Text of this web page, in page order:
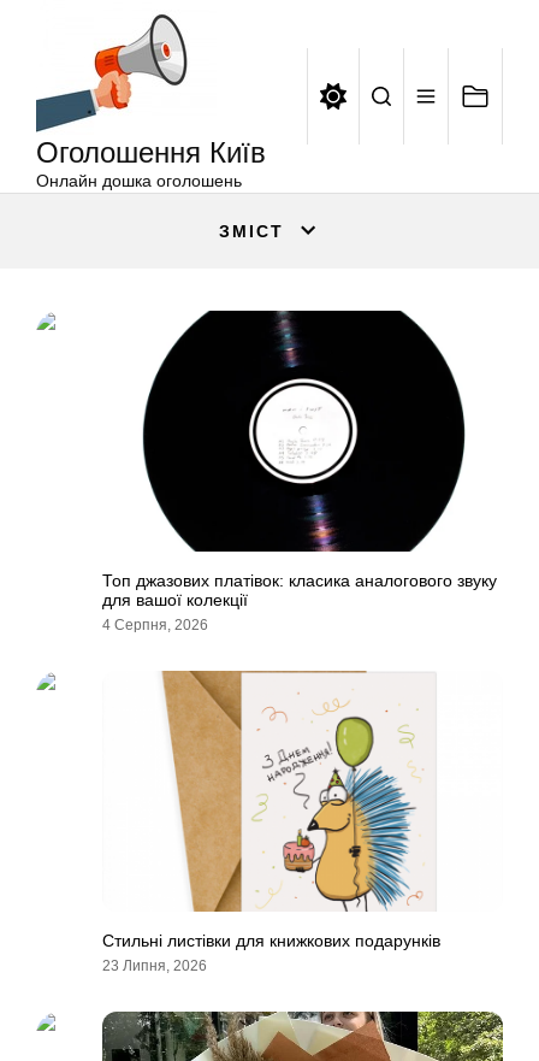
Оголошення Київ
Онлайн дошка оголошень
ЗМІСТ
Топ джазових платівок: класика аналогового звуку
для вашої колекції
4 Серпня, 2026
Стильні листівки для книжкових подарунків
23 Липня, 2026